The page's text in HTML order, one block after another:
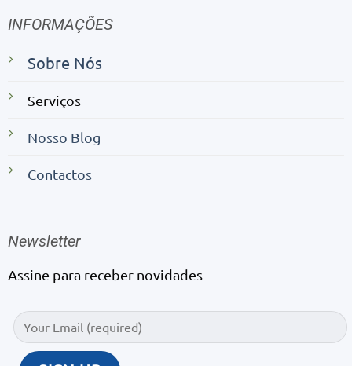
INFORMAÇÕES
Sobre Nós
Serviços
Nosso Blog
Contactos
Newsletter
Assine para receber novidades